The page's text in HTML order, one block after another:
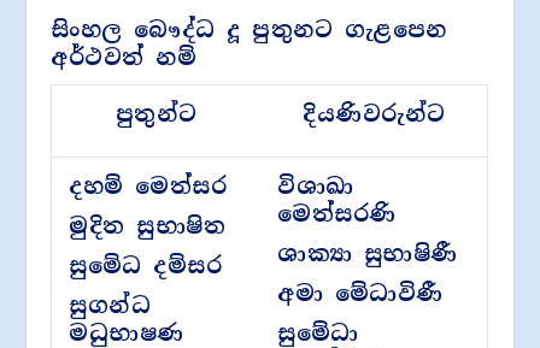
සිංහල බෞද්ධ දූ පුතුනට ගැළපෙන
අර්ථවත් නම්
පුතුන්ට
දියණිවරුන්ට
දහම් මෙත්සර
මුදිත සුභාෂිත
සුමේධ දම්සර
සුගන්ධ
මධුභාෂණ
විශාඛා
මෙත්සරණි
ශාක්‍යා සුභාෂිණී
අමා මේධාවිණී
සුමේධා